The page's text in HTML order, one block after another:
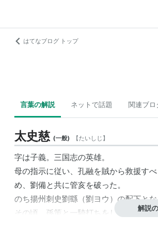
はてなブログ トップ
言葉の解説 ネットで話題 関連ブロ
太史慈 (一般) 【たいしじ 】
字は子義。三国志の英雄。
母の指示に従い、 孔融を賊から救援す
め、劉備と共に管亥を破った。
のち揚州刺史劉繇 （劉ヨウ）の配下と
その頃、孫策と一騎打ちをした
が引
解説